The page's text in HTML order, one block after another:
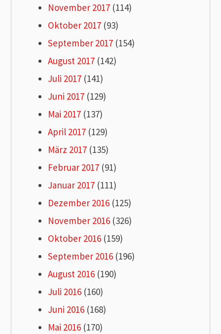
November 2017 (114)
Oktober 2017 (93)
September 2017 (154)
August 2017 (142)
Juli 2017 (141)
Juni 2017 (129)
Mai 2017 (137)
April 2017 (129)
März 2017 (135)
Februar 2017 (91)
Januar 2017 (111)
Dezember 2016 (125)
November 2016 (326)
Oktober 2016 (159)
September 2016 (196)
August 2016 (190)
Juli 2016 (160)
Juni 2016 (168)
Mai 2016 (170)